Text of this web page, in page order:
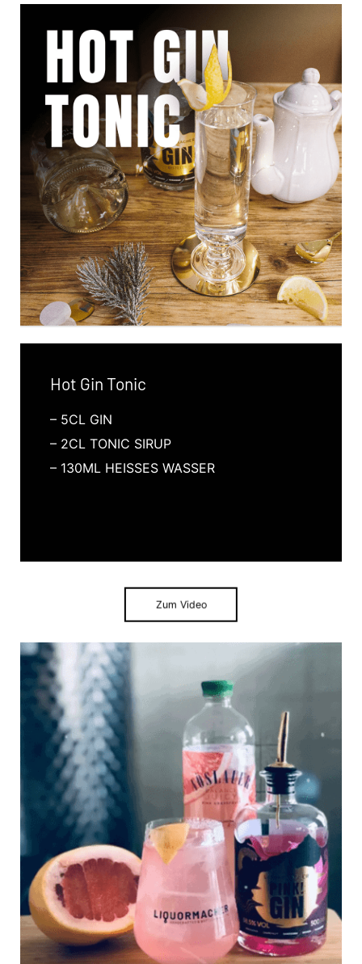
Hot Gin Tonic
– 5CL GIN
– 2CL TONIC SIRUP
– 130ML HEISSES WASSER
Zum Video